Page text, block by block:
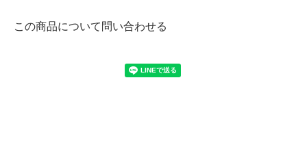
この商品について問い合わせる